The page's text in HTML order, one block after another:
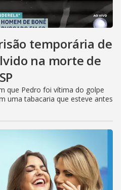
temporária de
na morte de
que Pedro foi vítima do golpe
uma tabacaria que esteve antes